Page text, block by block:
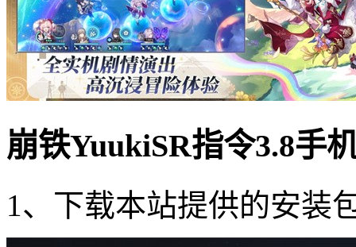
崩铁YuukiSR指令3.8手
1、下载本站提供的安装